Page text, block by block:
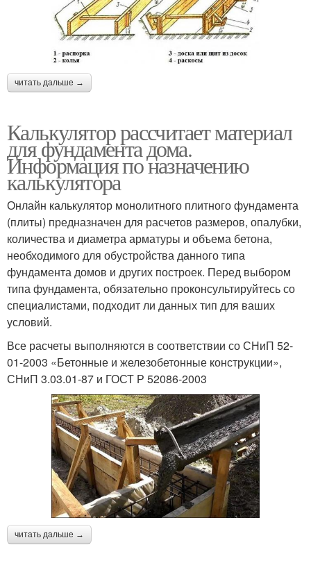
читать дальше →
Калькулятор рассчитает материал
для фундамента дома.
Информация по назначению
калькулятора
Онлайн калькулятор монолитного плитного фундамента
(плиты) предназначен для расчетов размеров, опалубки,
количества и диаметра арматуры и объема бетона,
необходимого для обустройства данного типа
фундамента домов и других построек. Перед выбором
типа фундамента, обязательно проконсультируйтесь со
специалистами, подходит ли данных тип для ваших
условий.
Все расчеты выполняются в соответствии со СНиП 52-
01-2003 «Бетонные и железобетонные конструкции»,
СНиП 3.03.01-87 и ГОСТ Р 52086-2003
читать дальше →